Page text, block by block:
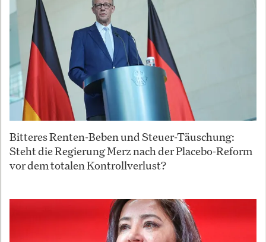
Bitteres Renten-Beben und Steuer-Täuschung:
Steht die Regierung Merz nach der Placebo-Reform
vor dem totalen Kontrollverlust?